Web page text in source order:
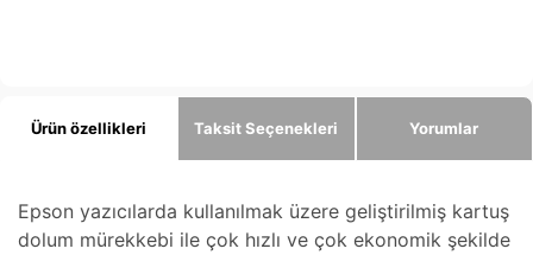
Ürün özellikleri Taksit Seçenekleri Yorumlar
Epson yazıcılarda kullanılmak üzere geliştirilmiş kartuş
dolum mürekkebi ile çok hızlı ve çok ekonomik şekilde